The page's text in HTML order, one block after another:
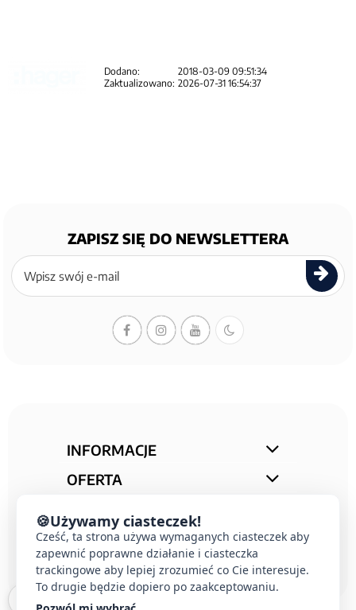
Dodano:
2018-03-09 09:51:34
Zaktualizowano: 2026-07-31 16:54:37
ZAPISZ SIĘ DO NEWSLETTERA
Zapisz
się
newslettera
INFORMACJE
OFERTA
KONTAKT
🍪Używamy ciasteczek!
Cześć, ta strona używa wymaganych ciasteczek aby
zapewnić poprawne działanie i ciasteczka
trackingowe aby lepiej zrozumieć co Cie interesuje.
To drugie będzie dopiero po zaakceptowaniu.